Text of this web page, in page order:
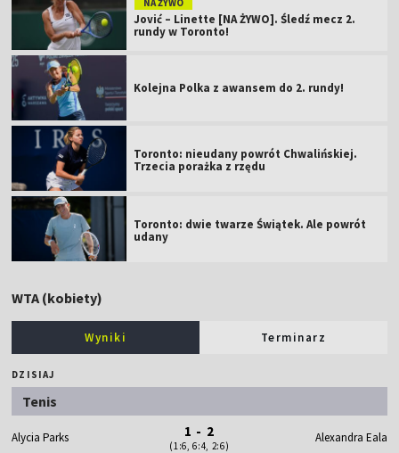
Jović – Linette [NA ŻYWO]. Śledź mecz 2.
rundy w Toronto!
Kolejna Polka z awansem do 2. rundy!
Toronto: nieudany powrót Chwalińskiej.
Trzecia porażka z rzędu
Toronto: dwie twarze Świątek. Ale powrót
udany
WTA (kobiety)
Wyniki Terminarz
DZISIAJ
Tenis
Alycia Parks 1 - 2
(1:6, 6:4, 2:6)
Alexandra Eala